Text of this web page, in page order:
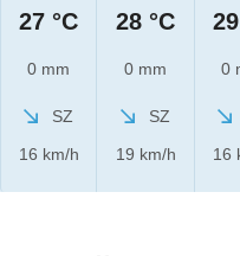
27 °C
0 mm
SZ
16 km/h
28 °C
0 mm
SZ
19 km/h
0
16